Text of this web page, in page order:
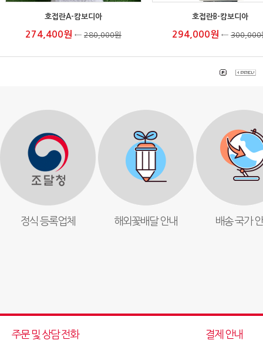
호접란A-캄보디아
274,400원 ← 280,000원
호접란B-캄보디아
294,000원 ← 300,000
정식 등록업체 해외꽃배달 안내 배송 국가
주문 및 상담 전화 결제 안내